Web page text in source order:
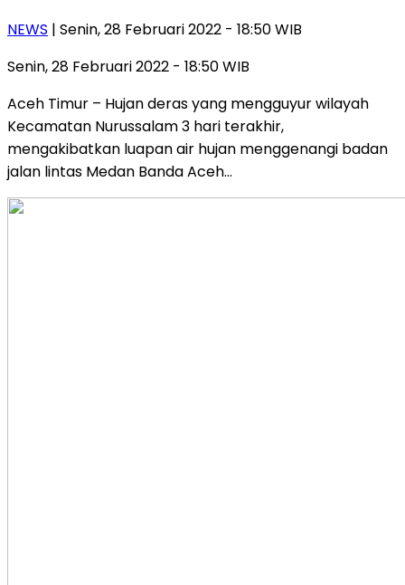
NEWS | Senin, 28 Februari 2022 - 18:50 WIB
Senin, 28 Februari 2022 - 18:50 WIB
Aceh Timur – Hujan deras yang mengguyur wilayah
Kecamatan Nurussalam 3 hari terakhir,
mengakibatkan luapan air hujan menggenangi badan
jalan lintas Medan Banda Aceh…